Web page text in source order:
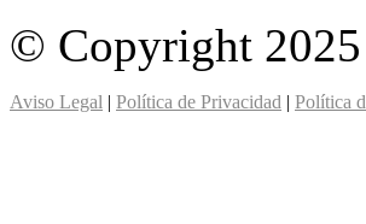
© Copyright 2025
Aviso Legal | Política de Privacidad | Política